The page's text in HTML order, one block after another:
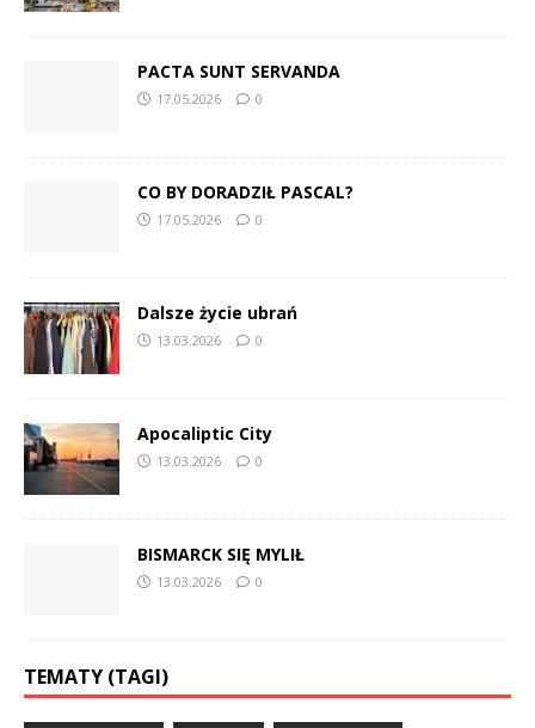
PACTA SUNT SERVANDA
17.05.2026 0
CO BY DORADZIŁ PASCAL?
17.05.2026 0
Dalsze życie ubrań
13.03.2026 0
Apocaliptic City
13.03.2026 0
BISMARCK SIĘ MYLIŁ
13.03.2026 0
TEMATY (TAGI)